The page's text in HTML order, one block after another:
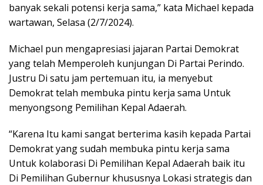
banyak sekali potensi kerja sama,” kata Michael kepada
wartawan, Selasa (2/7/2024).
Michael pun mengapresiasi jajaran Partai Demokrat
yang telah Memperoleh kunjungan Di Partai Perindo.
Justru Di satu jam pertemuan itu, ia menyebut
Demokrat telah membuka pintu kerja sama Untuk
menyongsong Pemilihan Kepal Adaerah.
“Karena Itu kami sangat berterima kasih kepada Partai
Demokrat yang sudah membuka pintu kerja sama
Untuk kolaborasi Di Pemilihan Kepal Adaerah baik itu
Di Pemilihan Gubernur khususnya Lokasi strategis dan